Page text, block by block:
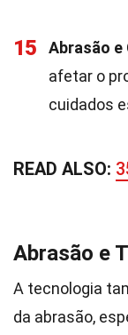
15 Abrasão
afetar o
cuidados
READ ALSO:
Abrasão e
A tecnologia
da abrasão,